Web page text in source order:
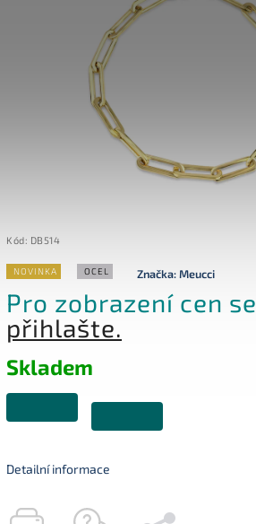
Kód: DB514
NOVINKA OCEL Značka:Meucci
Pro zobrazení cen se
přihlašte.
Skladem
Detailní informace